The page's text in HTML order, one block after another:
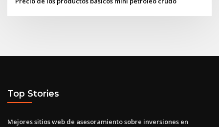
Top Stories
Mejores sitios web de asesoramiento sobre inversiones en